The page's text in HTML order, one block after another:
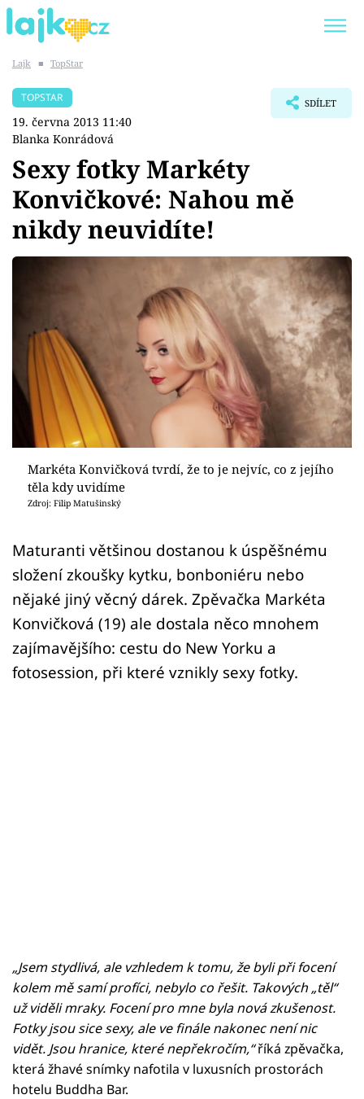
SHOPAHOLICADEL
Témata
Showbyznys
Virály
Sex a vztahy
Videa
Sledujte prima+
Přihlášení
Sledujte nás
Lajk ■ TopStar
TOPSTAR
19. června 2013 11:40
Blanka Konrádová
SDÍLET
Sexy fotky Markéty
Konvičkové: Nahou mě
nikdy neuvidíte!
Markéta Konvičková tvrdí, že to je nejvíc, co z jejího
těla kdy uvidíme
Zdroj: Filip Matušinský
Maturanti většinou dostanou k úspěšnému
složení zkoušky kytku, bonboniéru nebo
nějaké jiný věcný dárek. Zpěvačka Markéta
Konvičková (19) ale dostala něco mnohem
zajímavějšího: cestu do New Yorku a
fotosession, při které vznikly sexy fotky.
„Jsem stydlivá, ale vzhledem k tomu, že byli při focení
kolem mě samí profíci, nebylo co řešit. Takových „těl“
už viděli mraky. Focení pro mne byla nová zkušenost.
Fotky jsou sice sexy, ale ve finále nakonec není nic
vidět. Jsou hranice, které nepřekročím,“říká zpěvačka,
která žhavé snímky nafotila v luxusních prostorách
hotelu Buddha Bar.